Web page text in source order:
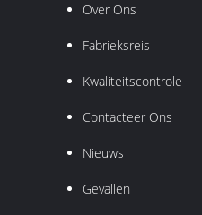
Over Ons
Fabrieksreis
Kwaliteitscontrole
Contacteer Ons
Nieuws
Gevallen